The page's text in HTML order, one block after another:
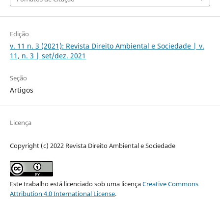
Edição
v. 11 n. 3 (2021): Revista Direito Ambiental e Sociedade | v.
11, n. 3 | set/dez. 2021
Seção
Artigos
Licença
Copyright (c) 2022 Revista Direito Ambiental e Sociedade
Este trabalho está licenciado sob uma licençaCreative Commons
Attribution 4.0 International License.